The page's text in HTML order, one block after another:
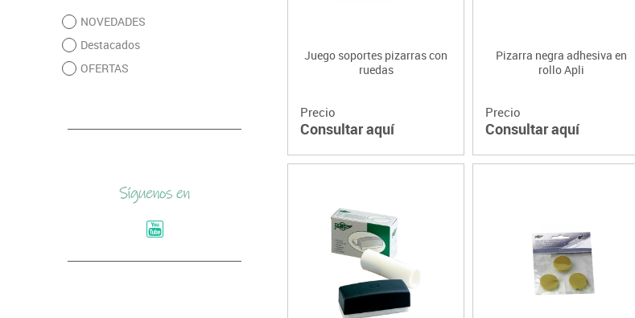
NOVEDADES
Destacados
OFERTAS
Juego soportes pizarras con
ruedas
Precio
Consultar aquí
Pizarra negra adhesiva en
rollo Apli
Precio
Consultar aquí